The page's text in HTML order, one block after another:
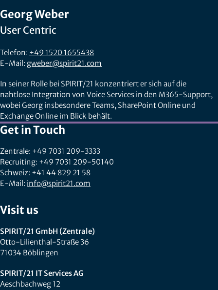
Georg Weber
User Centric
Telefon: +49 1520 1655438
E-Mail: gweber@spirit21.com
In seiner Rolle bei SPIRIT/21 konzentriert er sich auf die
nahtlose Integration von Voice Services in den M365-Support,
wobei Georg insbesondere Teams, SharePoint Online und
Exchange Online im Blick behält.
Get in Touch
Zentrale: +49 7031 209-3333
Recruiting: +49 7031 209-50140
Schweiz: +41 44 829 21 58
E-Mail: info@spirit21.com
Visit us
SPIRIT/21 GmbH (Zentrale)
Otto-Lilienthal-Straße 36
71034 Böblingen
SPIRIT/21 IT Services AG
Aeschbachweg 12